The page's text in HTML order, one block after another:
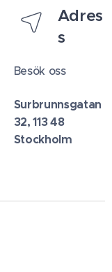
Adres
s
Besök oss
Surbrunnsgatan
32, 113 48
Stockholm